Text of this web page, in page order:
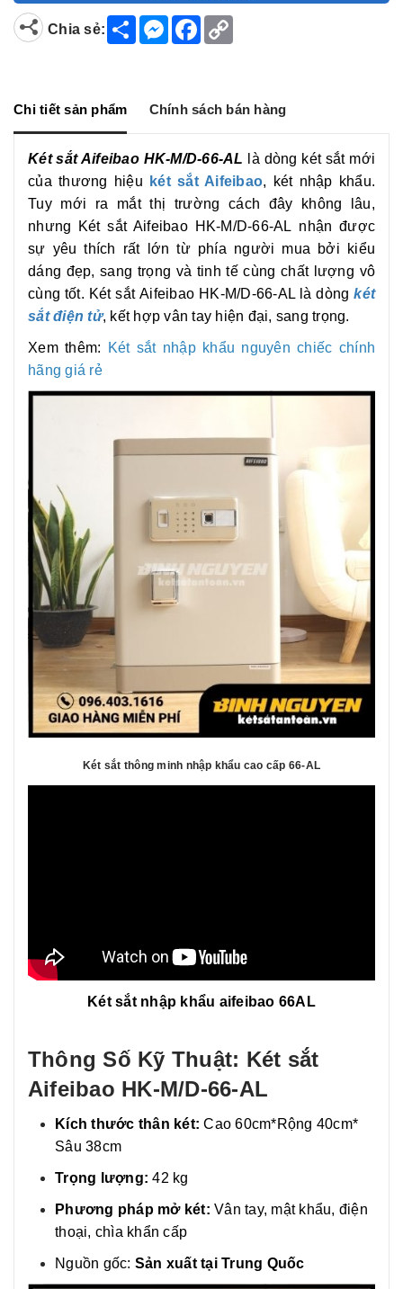
Chia sẻ:
S
h
M
e
g
F
a
o
n
Chi tiết sản phẩm Chính sách bán hàng
Két sắt Aifeibao HK-M/D-66-AL là dòng két sắt mới
của thương hiệu
két sắt Aifeibao, két nhập khẩu.
Tuy mới ra mắt thị trường cách đây không lâu,
nhưng Két sắt Aifeibao HK-M/D-66-AL nhận được
sự yêu thích rất lớn từ phía người mua bởi kiểu
dáng đẹp, sang trọng và tinh tế cùng chất lượng vô
cùng tốt. Két sắt Aifeibao HK-M/D-66-AL là dòngkét
sắt điện tử, kết hợp vân tay hiện đại, sang trọng.
Xem thêm:
Két sắt nhập khẩu nguyên chiếc chính
hãng giá rẻ
Két sắt thông minh nhập khẩu cao cấp 66-AL
Két sắt nhập khẩu aifeibao 66AL
Thông Số Kỹ Thuật: Két sắt
Aifeibao HK-M/D-66-AL
Kích thước thân két: Cao 60cm*Rộng 40cm*
Sâu 38cm
Trọng lượng: 42 kg
Phương pháp mở két: Vân tay, mật khẩu, điện
thoại, chìa khẩn cấp
Nguồn gốc: Sản xuất tại Trung Quốc